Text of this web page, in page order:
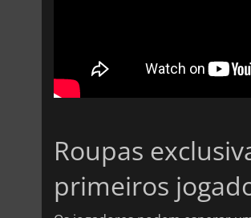
Roupas
primeiros